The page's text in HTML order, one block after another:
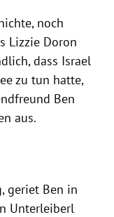
noch
Lizzie Doron
dass Israel
zu tun hatte,
Ben
aus.
geriet Ben in
Unterleiberl